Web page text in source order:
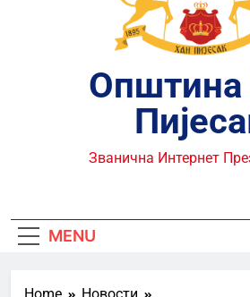
Општина
Званична Интернет
MENU